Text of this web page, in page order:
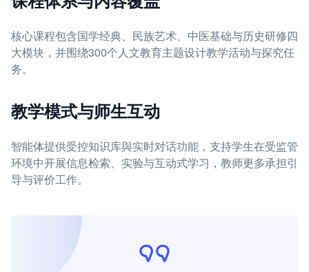
核心课程包含国学经典、民族艺术、中医基础与历史研修四
大模块，并围绕300个人文教育主题设计教学活动与探究任
务。
教学模式与师生互动
智能体提供受控知识库與实时对话功能，支持学生在受监管
环境中开展信息检索、实验与互动式学习，教师更多承担引
导与评价工作。